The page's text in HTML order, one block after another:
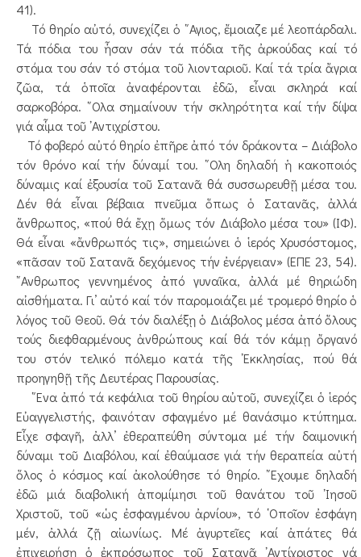
41).
Τό θηρίο αὐτό, συνεχίζει ὁ ῞Αγιος, ἔμοιαζε μέ λεοπάρδαλι.
Τά πόδια του ἦσαν σάν τά πόδια τῆς ἀρκούδας καί τό
στόμα του σάν τό στόμα τοῦ λιονταριοῦ. Καί τά τρία ἄγρια
ζῶα, τά ὁποῖα ἀναφέρονται ἐδῶ, εἶναι σκληρά καί
σαρκοβόρα. ῞Ολα σημαίνουν τήν σκληρότητα καί τήν δίψα
γιά αἷμα τοῦ ᾿Αντιχρίστου.
Τό φοβερό αὐτό θηρίο ἐπῆρε ἀπό τόν δράκοντα – Διάβολο
τόν θρόνο καί τήν δύναμί του. ῞Ολη δηλαδή ἡ κακοποιός
δύναμις καί ἐξουσία τοῦ Σατανᾶ θά συσσωρευθῇ μέσα του.
Δέν θά εἶναι βέβαια πνεῦμα ὅπως ὁ Σατανᾶς, ἀλλά
ἄνθρωπος, «πού θά ἔχῃ ὅμως τόν Διάβολο μέσα του» (ΙΦ).
Θά εἶναι «ἄνθρωπός τις», σημειώνει ὁ ἱερός Χρυσόστομος,
«πᾶσαν τοῦ Σατανᾶ δεχόμενος τήν ἐνέργειαν» (ΕΠΕ 23, 54).
῎Ανθρωπος γεννημένος ἀπό γυναῖκα, ἀλλά μέ θηριώδη
αἰσθήματα. Γι’ αὐτό καί τόν παρομοιάζει μέ τρομερό θηρίο ὁ
λόγος τοῦ Θεοῦ. Θά τόν διαλέξῃ ὁ Διάβολος μέσα ἀπό ὅλους
τούς διεφθαρμένους ἀνθρώπους καί θά τόν κάμῃ ὄργανό
του στόν τελικό πόλεμο κατά τῆς ᾿Εκκλησίας, πού θά
προηγηθῇ τῆς Δευτέρας Παρουσίας.
῞Ενα ἀπό τά κεφάλια τοῦ θηρίου αὐτοῦ, συνεχίζει ὁ ἱερός
Εὐαγγελιστής, φαινόταν σφαγμένο μέ θανάσιμο κτύπημα.
Εἶχε σφαγῆ, ἀλλ’ ἐθεραπεύθη σύντομα μέ τήν δαιμονική
δύναμι τοῦ Διαβόλου, καί ἐθαύμασε γιά τήν θεραπεία αὐτή
ὅλος ὁ κόσμος καί ἀκολούθησε τό θηρίο. ῎Εχουμε δηλαδή
ἐδῶ μιά διαβολική ἀπομίμησι τοῦ θανάτου τοῦ ᾿Ιησοῦ
Χριστοῦ, τοῦ «ὡς ἐσφαγμένου ἀρνίου», τό ῾Οποῖον ἐσφάγη
μέν, ἀλλά ζῇ αἰωνίως. Μέ ἀγυρτεῖες καί ἀπάτες θά
ἐπιχειρήσῃ ὁ ἐκπρόσωπος τοῦ Σατανᾶ ᾿Αντίχριστος νά